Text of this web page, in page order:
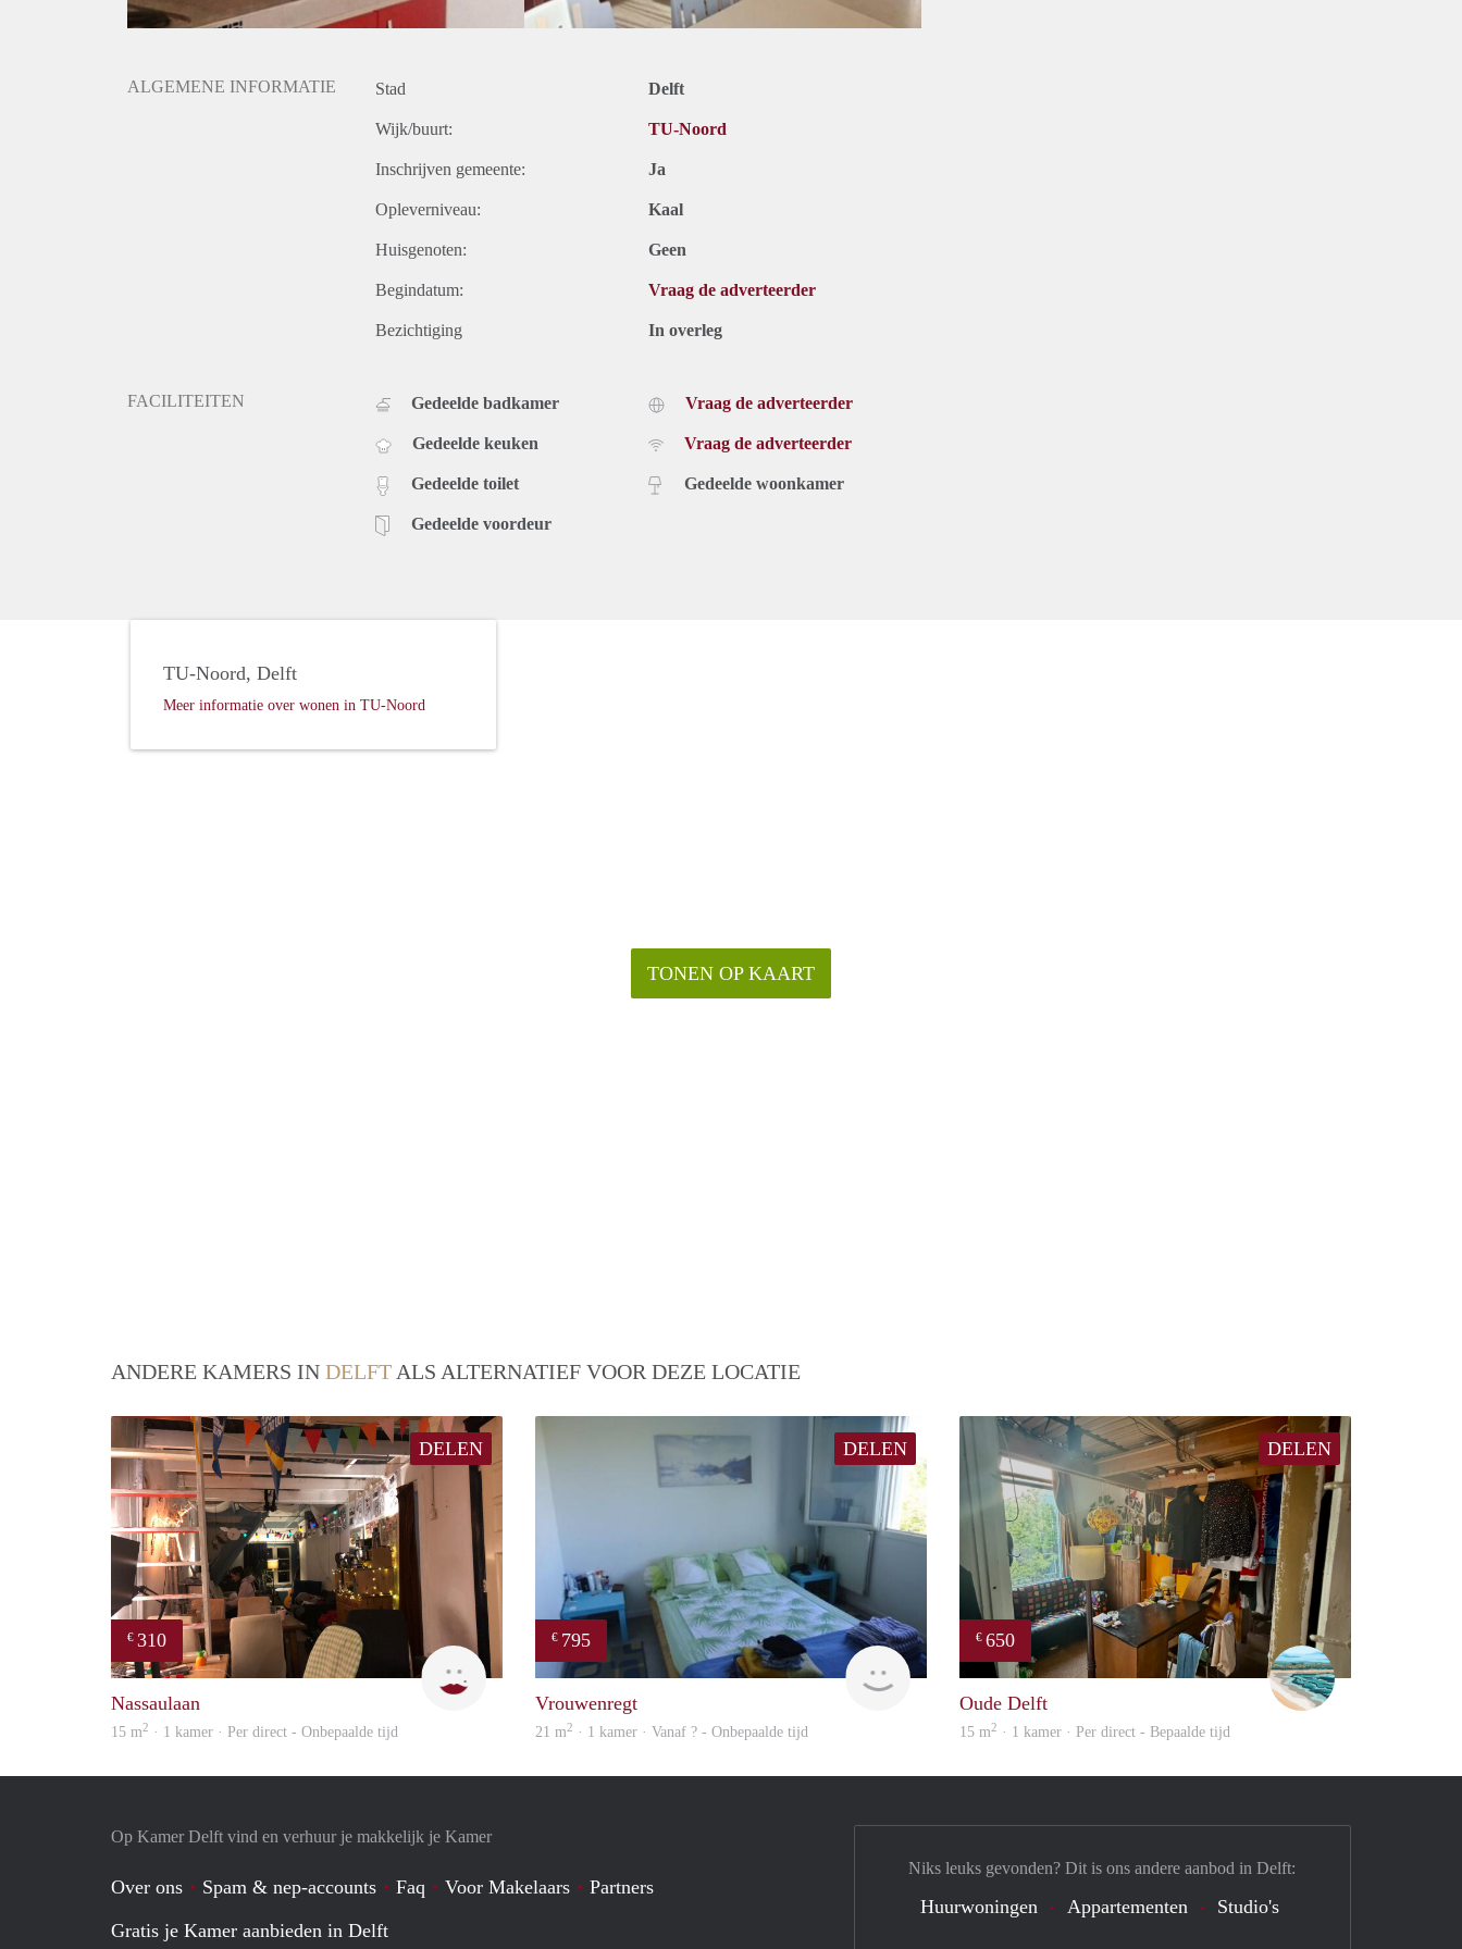
ALGEMENE INFORMATIE Stad Delft
Wijk/buurt: TU-Noord
Inschrijven gemeente: Ja
Opleverniveau: Kaal
Huisgenoten: Geen
Begindatum: Vraag de adverteerder
Bezichtiging In overleg
FACILITEITEN Gedeelde badkamer
Gedeelde keuken
Gedeelde toilet
Gedeelde voordeur
Vraag de adverteerder
Vraag de adverteerder
Gedeelde woonkamer
TONEN OP KAART
TU-Noord, Delft
Meer informatie over wonen in TU-Noord
ANDERE KAMERS IN DELFT ALS ALTERNATIEF VOOR DEZE LOCATIE
DELEN
€ 310
Charlotte
Nassaulaan
15 m2 · 1 kamer · Per direct - Onbepaalde tijd
DELEN
€ 795
finder
Vrouwenregt
21 m2 · 1 kamer · Vanaf ? - Onbepaalde tijd
DELEN
€ 650
Oude Delft
15 m2 · 1 kamer · Per direct - Bepaalde tijd
Op Kamer Delft vind en verhuur je makkelijk je Kamer
Over ons Spam & nep-accounts Faq Voor Makelaars
Partners
Gratis je Kamer aanbieden in Delft
Niks leuks gevonden? Dit is ons andere aanbod in Delft:
Huurwoningen Appartementen Studio's